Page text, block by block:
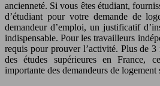
ancienneté. Si vous êtes étudiant,
d’étudiant pour votre demande de
demandeur d’emploi, un justificatif
indispensable. Pour les travailleurs
requis pour prouver l’activité. Plus de
des études supérieures en France,
importante des demandeurs de logement